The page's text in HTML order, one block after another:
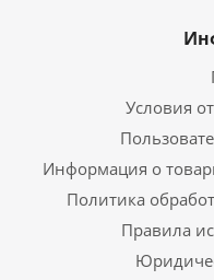
Условия
Информация о
Политика
Правила